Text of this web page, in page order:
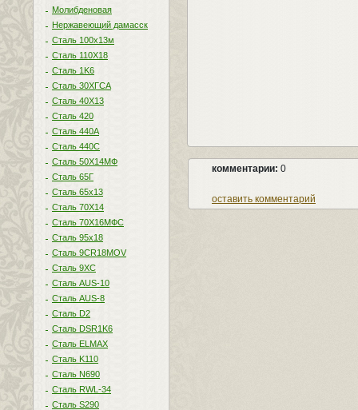
Молибденовая
Нержавеющий дамасск
Сталь 100х13м
Сталь 110Х18
Сталь 1K6
Сталь 30ХГСА
Сталь 40Х13
Сталь 420
Сталь 440A
Сталь 440С
Сталь 50Х14МФ
Сталь 65Г
Сталь 65х13
Сталь 70Х14
Сталь 70Х16МФС
Сталь 95х18
Сталь 9CR18MOV
Сталь 9ХС
Сталь AUS-10
Сталь AUS-8
Сталь D2
Сталь DSR1K6
Сталь ELMAX
Сталь K110
Сталь N690
Сталь RWL-34
Сталь S290
комментарии: 0
оставить комментарий